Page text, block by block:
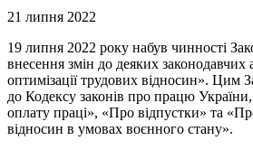
21 липня 2022
19 липня 2022 року набув чинності
внесення змін до деяких законодавчих
оптимізації трудових відносин». Цим
до Кодексу законів про працю
оплату праці», «Про відпустки» та
відносин в умовах воєнного стану».